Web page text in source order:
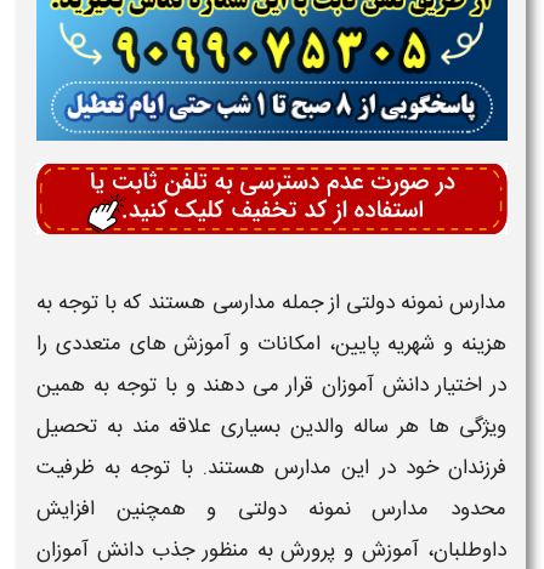
مدارس نمونه دولتی از جمله مدارسی هستند که با توجه به
هزینه و شهریه پایین، امکانات و آموزش های متعددی را
در اختیار دانش آموزان قرار می دهند و با توجه به همین
ویژگی ها هر ساله والدین بسیاری علاقه مند به تحصیل
فرزندان خود در این مدارس هستند. با توجه به ظرفیت
محدود مدارس نمونه دولتی و همچنین افزایش
داوطلبان، آموزش و پرورش به منظور جذب دانش آموزان